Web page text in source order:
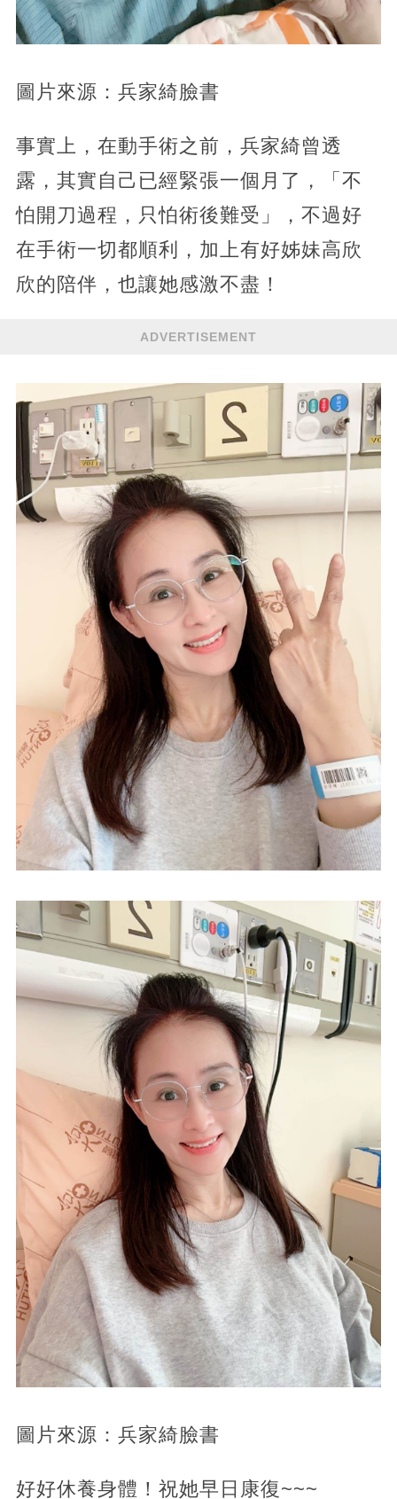
圖片來源：兵家綺臉書
事實上，在動手術之前，兵家綺曾透
露，其實自己已經緊張一個月了，「不
怕開刀過程，只怕術後難受」，不過好
在手術一切都順利，加上有好姊妹高欣
欣的陪伴，也讓她感激不盡！
ADVERTISEMENT
圖片來源：兵家綺臉書
好好休養身體！祝她早日康復~~~